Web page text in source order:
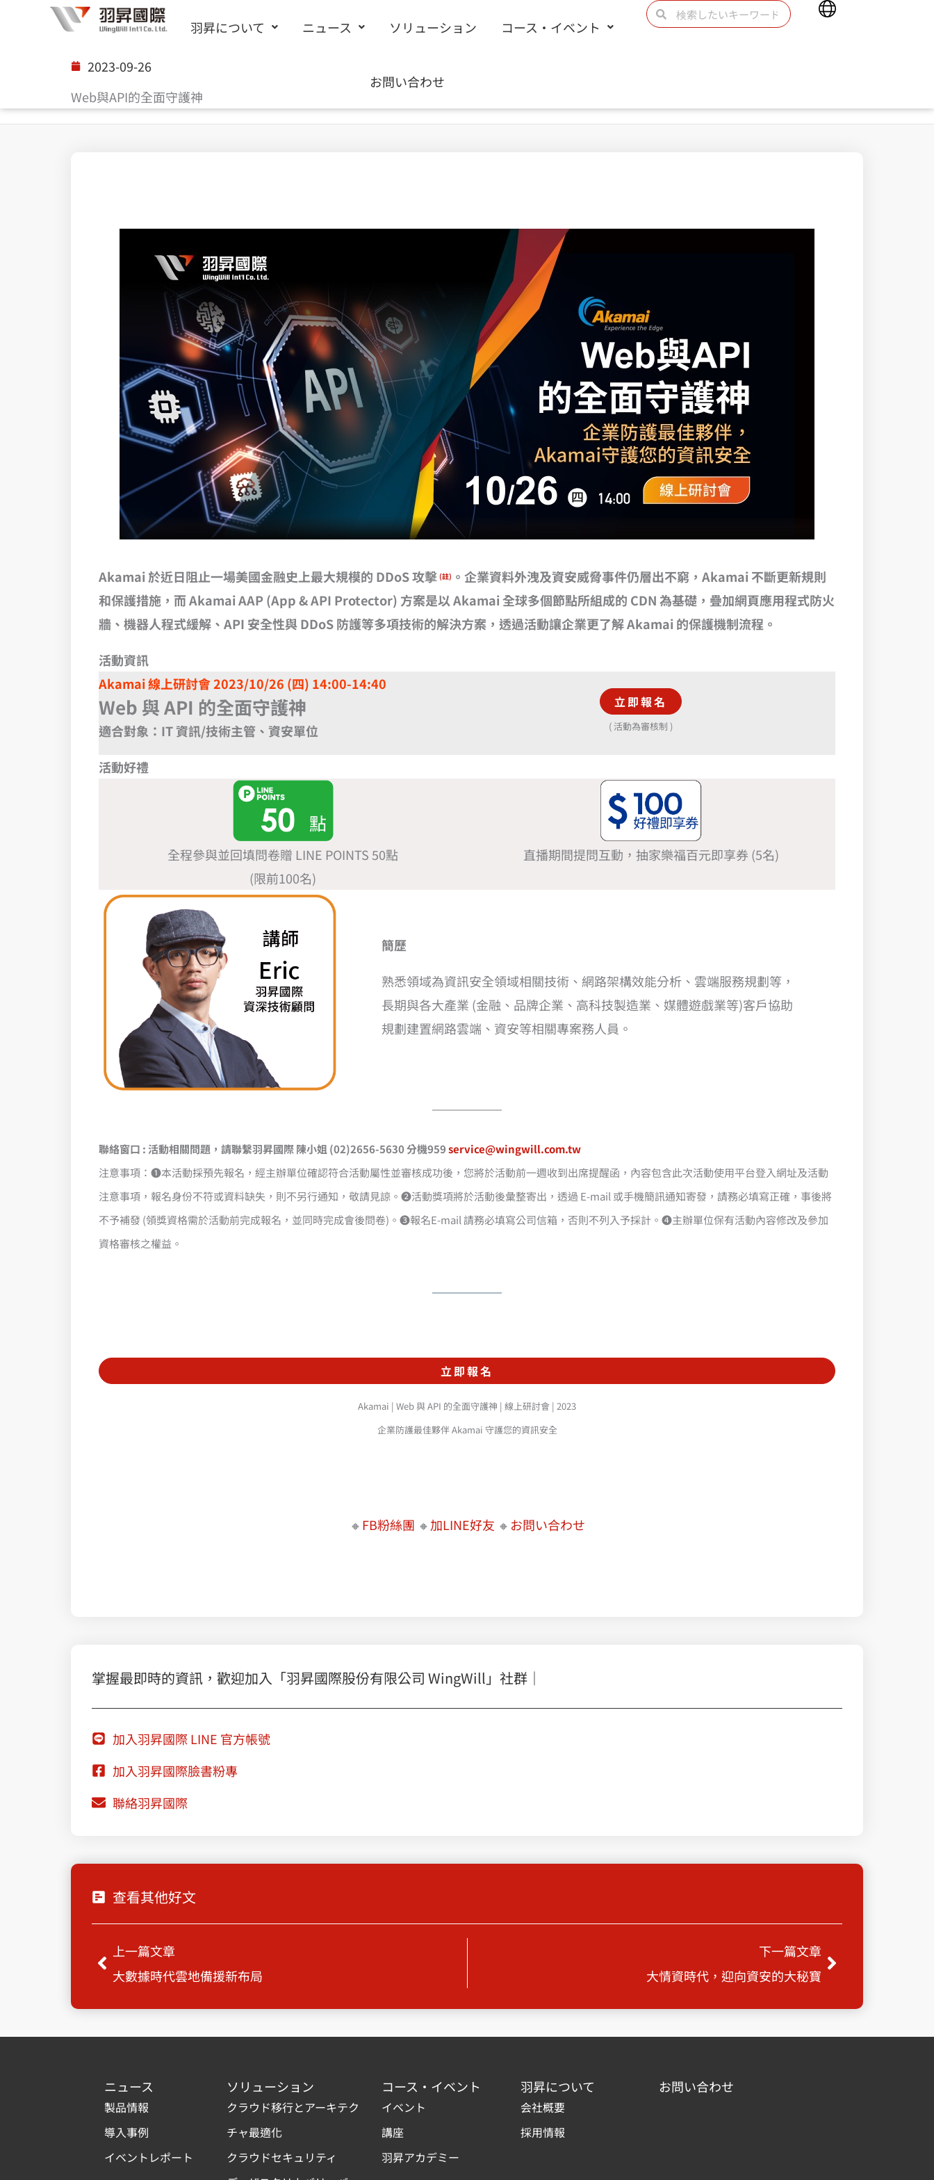
キ
羽昇について ニュース ソリューション コース・イベント
お問い合わせ
検
Main
2023-09-26
Web與API的全面守護神
Akamai 於近日阻止一場美國金融史上最大規模的 DDoS 攻擊 (註) 。企業資料外洩及資安威脅事件仍層出不窮，Akamai 不斷更新規則
和保護措施，而 Akamai AAP (App & API Protector) 方案是以 Akamai 全球多個節點所組成的 CDN 為基礎，疊加網頁應用程式防火
牆、機器人程式緩解、API 安全性與 DDoS 防護等多項技術的解決方案，透過活動讓企業更了解 Akamai 的保護機制流程。
活動資訊
Akamai 線上研討會 2023/10/26 (四) 14:00-14:40
Web 與 API 的全面守護神
適合對象：IT 資訊/技術主管、資安單位
立即報名
( 活動為審核制 )
活動好禮
全程參與並回填問卷贈 LINE POINTS 50點
(限前100名)
直播期間提問互動，抽家樂福百元即享券 (5名)
簡歷
熟悉領域為資訊安全領域相關技術、網路架構效能分析、雲端服務規劃等，
長期與各大產業 (金融、品牌企業、高科技製造業、媒體遊戲業等)客戶協助
規劃建置網路雲端、資安等相關專案務人員。
聯絡窗口 : 活動相關問題，請聯繫羽昇國際 陳小姐 (02)2656-5630 分機959service@wingwill.com.tw
注意事項：❶本活動採預先報名，經主辦單位確認符合活動屬性並審核成功後，您將於活動前一週收到出席提醒函，內容包含此次活動使用平台登入網址及活動
注意事項，報名身份不符或資料缺失，則不另行通知，敬請見諒。❷活動獎項將於活動後彙整寄出，透過 E-mail 或手機簡訊通知寄發，請務必填寫正確，事後將
不予補發 (領獎資格需於活動前完成報名，並同時完成會後問卷)。❸報名E-mail 請務必填寫公司信箱，否則不列入予採計。❹主辦單位保有活動內容修改及參加
資格審核之權益。
立即報名
Akamai | Web 與 API 的全面守護神 | 線上研討會 | 2023
企業防護最佳夥伴 Akamai 守護您的資訊安全
🔸FB粉絲團 🔸加LINE好友 🔸 お問い合わせ
掌握最即時的資訊，歡迎加入「羽昇國際股份有限公司 WingWill」社群｜
加入羽昇國際 LINE 官方帳號
加入羽昇國際臉書粉專
聯絡羽昇國際
查看其他好文
Prev上一篇文章
大數據時代雲地備援新布局
下一篇文章
大情資時代，迎向資安的大秘寶
Next
ニュース
製品情報
導入事例
イベントレポート
ソリューション
クラウド移行とアーキテク
チャ最適化
クラウドセキュリティ
コース・イベント
イベント
講座
羽昇アカデミー
羽昇について
会社概要
採用情報
お問い合わせ